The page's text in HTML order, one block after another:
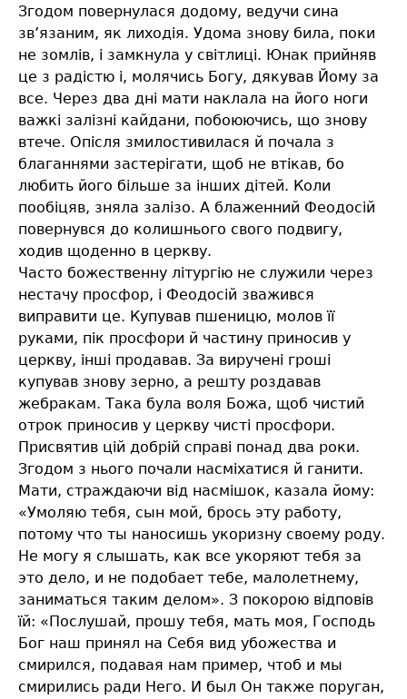
Згодом повернулася додому, ведучи сина
зв’язаним, як лиходія. Удома знову била, поки
не зомлів, і замкнула у світлиці. Юнак прийняв
це з радістю і, молячись Богу, дякував Йому за
все. Через два дні мати наклала на його ноги
важкі залізні кайдани, побоюючись, що знову
втече. Опісля змилостивилася й почала з
благаннями застерігати, щоб не втікав, бо
любить його більше за інших дітей. Коли
пообіцяв, зняла залізо. А блаженний Феодосій
повернувся до колишнього свого подвигу,
ходив щоденно в церкву.
Часто божественну літургію не служили через
нестачу просфор, і Феодосій зважився
виправити це. Купував пшеницю, молов її
руками, пік просфори й частину приносив у
церкву, інші продавав. За виручені гроші
купував знову зерно, а решту роздавав
жебракам. Така була воля Божа, щоб чистий
отрок приносив у церкву чисті просфори.
Присвятив цій добрій справі понад два роки.
Згодом з нього почали насміхатися й ганити.
Мати, страждаючи від насмішок, казала йому:
«Умоляю тебя, сын мой, брось эту работу,
потому что ты наносишь укоризну своему роду.
Не могу я слышать, как все укоряют тебя за
это дело, и не подобает тебе, малолетнему,
заниматься таким делом». З покорою відповів
їй: «Послушай, прошу тебя, мать моя, Господь
Бог наш принял на Себя вид убожества и
смирился, подавая нам пример, чтоб и мы
смирились ради Него. И был Он также поруган,